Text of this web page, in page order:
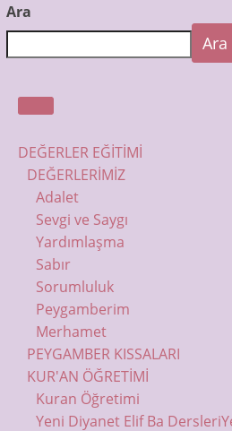
Ara
Ara
DEĞERLER EĞİTİMİ
DEĞERLERİMİZ
Adalet
Sevgi ve Saygı
Yardımlaşma
Sabır
Sorumluluk
Peygamberim
Merhamet
PEYGAMBER KISSALARI
KUR'AN ÖĞRETİMİ
Kuran Öğretimi
Yeni Diyanet Elif Ba Dersleri